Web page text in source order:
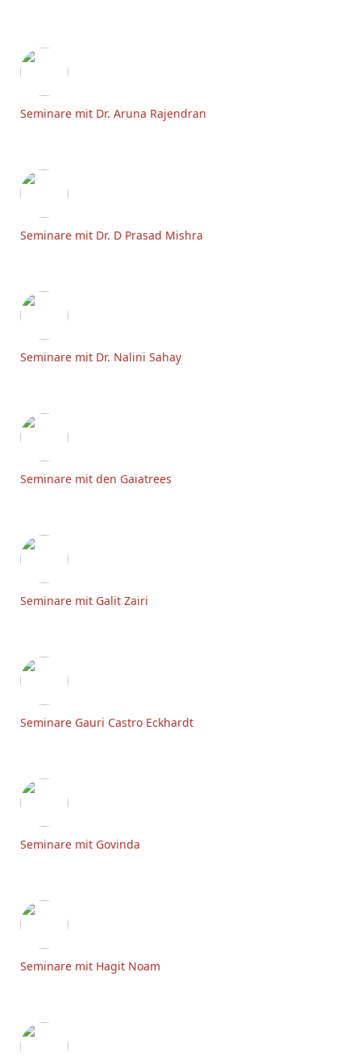
Seminare mit Dr. Aruna Rajendran
Seminare mit Dr. D Prasad Mishra
Seminare mit Dr. Nalini Sahay
Seminare mit den Gaiatrees
Seminare mit Galit Zairi
Seminare Gauri Castro Eckhardt
Seminare mit Govinda
Seminare mit Hagit Noam